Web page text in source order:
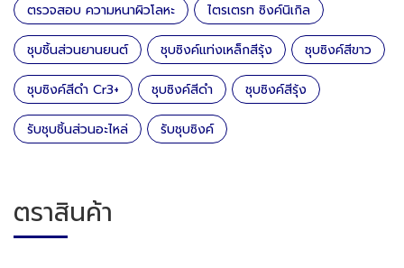
ตรวจสอบ ความหนาผิวโลหะ ไตรเตรท ซิงค์นิเกิล
ชุบชิ้นส่วนยานยนต์ ชุบซิงค์แท่งเหล็กสีรุ้ง ชุบซิงค์สีขาว
ชุบซิงค์สีดำ Cr3+ ชุบซิงค์สีดำ ชุบซิงค์สีรุ้ง
รับชุบชิ้นส่วนอะไหล่ รับชุบซิงค์
ตราสินค้า